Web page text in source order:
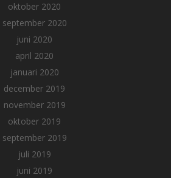
oktober 2020
september 2020
juni 2020
april 2020
januari 2020
december 2019
november 2019
oktober 2019
september 2019
juli 2019
juni 2019